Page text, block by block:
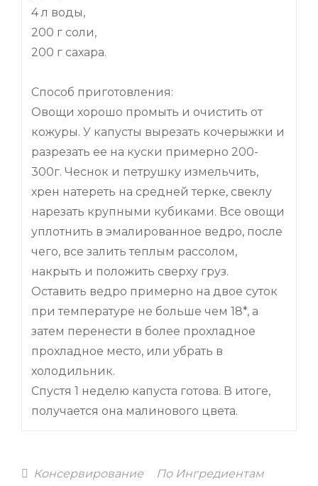
4 л воды,
200 г соли,
200 г сахара.
Способ приготовления:
Овощи хорошо промыть и очистить от
кожуры. У капусты вырезать кочерыжки и
разрезать ее на куски примерно 200-
300г. Чеснок и петрушку измельчить,
хрен натереть на средней терке, свеклу
нарезать крупными кубиками. Все овощи
уплотнить в эмалированное ведро, после
чего, все залить теплым рассолом,
накрыть и положить сверху груз.
Оставить ведро примерно на двое суток
при температуре не больше чем 18*, а
затем перенести в более прохладное
прохладное место, или убрать в
холодильник.
Спустя 1 неделю капуста готова. В итоге,
получается она малинового цвета.
Categories
Консервирование По Ингредиентам